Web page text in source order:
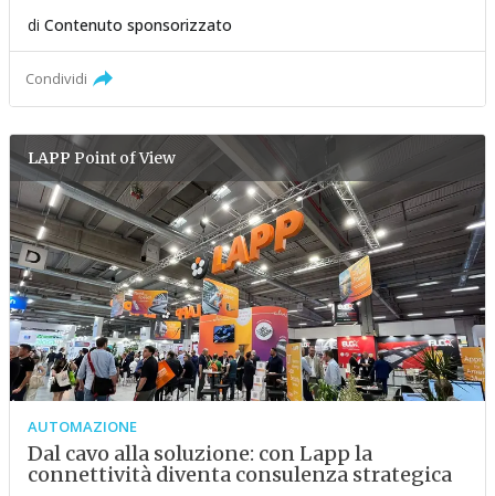
di Contenuto sponsorizzato
Condividi
LAPP Point of View
AUTOMAZIONE
Dal cavo alla soluzione: con Lapp la
connettività diventa consulenza strategica